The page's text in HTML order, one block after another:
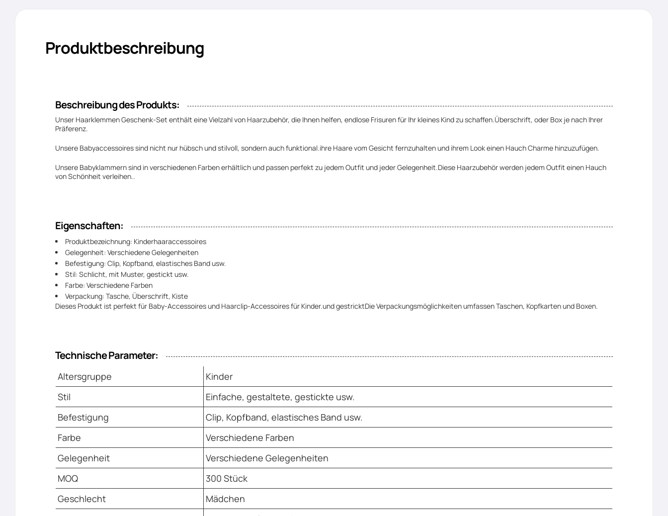
Produktbeschreibung
Beschreibung des Produkts:
Unser Haarklemmen Geschenk-Set enthält eine Vielzahl von Haarzubehör, die Ihnen helfen, endlose Frisuren für Ihr kleines Kind zu schaffen.Überschrift, oder Box je nach Ihrer
Präferenz.
Unsere Babyaccessoires sind nicht nur hübsch und stilvoll, sondern auch funktional.ihre Haare vom Gesicht fernzuhalten und ihrem Look einen Hauch Charme hinzuzufügen.
Unsere Babyklammern sind in verschiedenen Farben erhältlich und passen perfekt zu jedem Outfit und jeder Gelegenheit.Diese Haarzubehör werden jedem Outfit einen Hauch
von Schönheit verleihen..
Eigenschaften:
Produktbezeichnung: Kinderhaaraccessoires
Gelegenheit: Verschiedene Gelegenheiten
Befestigung: Clip, Kopfband, elastisches Band usw.
Stil: Schlicht, mit Muster, gestickt usw.
Farbe: Verschiedene Farben
Verpackung: Tasche, Überschrift, Kiste
Dieses Produkt ist perfekt für Baby-Accessoires und Haarclip-Accessoires für Kinder.und gestricktDie Verpackungsmöglichkeiten umfassen Taschen, Kopfkarten und Boxen.
Technische Parameter:
Altersgruppe
Kinder
Stil
Einfache, gestaltete, gestickte usw.
Befestigung
Clip, Kopfband, elastisches Band usw.
Farbe
Verschiedene Farben
Gelegenheit
Verschiedene Gelegenheiten
MOQ
300 Stück
Geschlecht
Mädchen